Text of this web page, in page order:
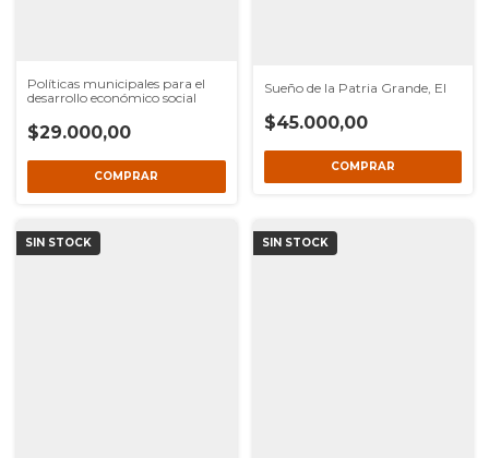
Políticas municipales para el
desarrollo económico social
$29.000,00
Sueño de la Patria Grande, El
$45.000,00
SIN STOCK SIN STOCK